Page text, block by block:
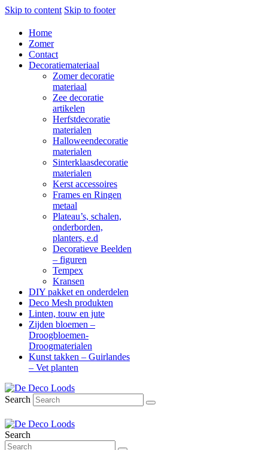
Skip to content Skip to footer
Home
Zomer
Contact
Decoratiemateriaal
Zomer decoratie
materiaal
Zee decoratie
artikelen
Herfstdecoratie
materialen
Halloweendecoratie
materialen
Sinterklaasdecoratie
materialen
Kerst accessoires
Frames en Ringen
metaal
Plateau’s, schalen,
onderborden,
planters, e.d
Decoratieve Beelden
– figuren
Tempex
Kransen
DIY pakket en onderdelen
Deco Mesh produkten
Linten, touw en jute
Zijden bloemen –
Droogbloemen-
Droogmaterialen
Kunst takken – Guirlandes
– Vet planten
Search
Search